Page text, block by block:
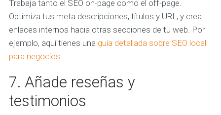
Trabaja tanto el SEO on-page como el off-page.
Optimiza tus meta descripciones, títulos y URL, y crea
enlaces internos hacia otras secciones de tu web. Por
ejemplo, aquí tienes una guía detallada sobre SEO local
para negocios.
7. Añade reseñas y
testimonios